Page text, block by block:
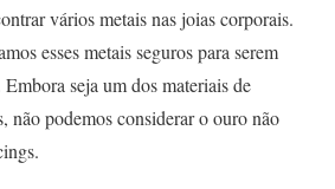
vários metais nas joias corporais.
esses metais seguros para serem
seja um dos materiais de
não podemos considerar o ouro não